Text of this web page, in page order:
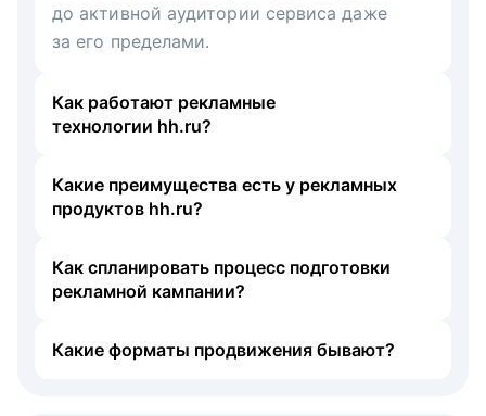
до активной аудитории сервиса даже
за его пределами.
Как работают рекламные
технологии hh.ru?
Какие преимущества есть у рекламных
продуктов hh.ru?
Как спланировать процесс подготовки
рекламной кампании?
Какие форматы продвижения бывают?